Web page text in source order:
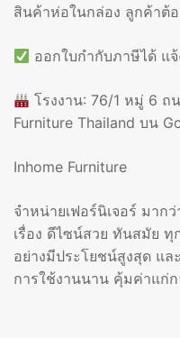
สินค้าห่อในกล่อง ลูกค้าต้
ออกใบกำกับภาษีได้ แ
โรงงาน: 76/1 หมู่ 6 ถ
Furniture Thailand บน
Inhome Furniture
จำหน่ายเฟอร์นิเจอร์ มา
เรื่อง ดีไซน์สวย ทันสมัย
อย่างมีประโยชน์สูงสุด แ
การใช้งานนาน คุ้มค่าแก่